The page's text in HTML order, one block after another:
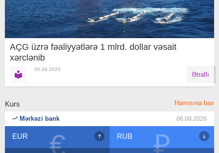
AÇG üzrə fəaliyyətlərə 1 mlrd. dollar vəsait
xərclənib
06.08.2026
Ətraflı
Kurs Hamısına bax
Mərkəzi bank 06.08.2026
€
EUR ₽
RUB